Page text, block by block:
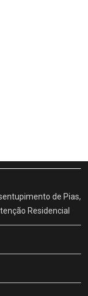
de Pias,
Residencial